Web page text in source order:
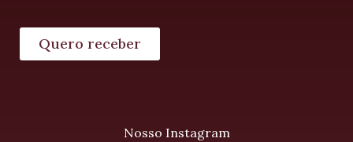
Quero receber
Nosso Instagram